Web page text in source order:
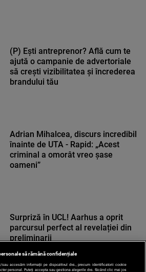
(P) Ești antreprenor? Află cum te
ajută o campanie de advertoriale
să crești vizibilitatea și încrederea
brandului tău
Adrian Mihalcea, discurs incredibil
înainte de UTA - Rapid: „Acest
criminal a omorât vreo șase
oameni”
Surpriză în UCL! Aarhus a oprit
parcursul perfect al revelației din
preliminarii
să rămână confidențiale
sau accesăm informații pe dispozitivul dvs., precum identificatorii cookie
personal. Puteți accepta sau gestiona alegerile dvs. făcând clic mai jos